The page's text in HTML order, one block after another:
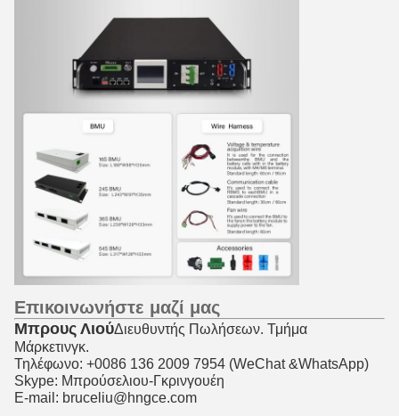
Επικοινωνήστε μαζί μας
Μπρους ΛιούΔιευθυντής Πωλήσεων. Τμήμα
Μάρκετινγκ.
Τηλέφωνο: +0086 136 2009 7954 (WeChat &WhatsApp)
Skype: Μπρούσελιου-Γκρινγουέη
Ε-mail: bruceliu@hngce.com